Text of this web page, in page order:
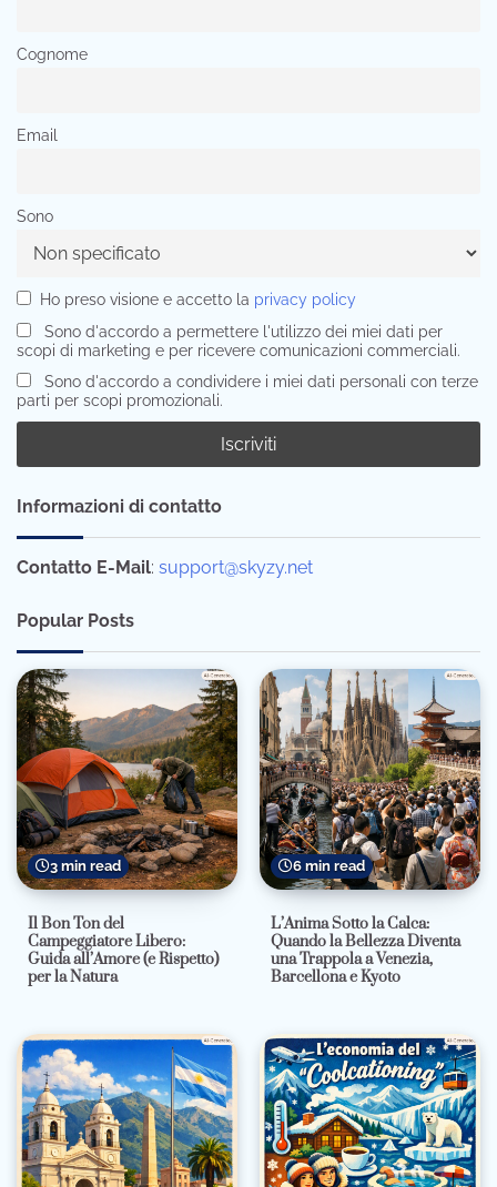
Cognome
Email
Sono
Ho preso visione e accetto la privacy policy
Sono d'accordo a permettere l'utilizzo dei miei dati per
scopi di marketing e per ricevere comunicazioni commerciali.
Sono d'accordo a condividere i miei dati personali con terze
parti per scopi promozionali.
Informazioni di contatto
Contatto E-Mail: support@skyzy.net
Popular Posts
3 min read
Il Bon Ton del
Campeggiatore Libero:
Guida all’Amore (e Rispetto)
per la Natura
6 min read
L’Anima Sotto la Calca:
Quando la Bellezza Diventa
una Trappola a Venezia,
Barcellona e Kyoto